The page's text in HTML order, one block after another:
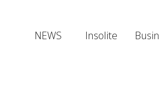
NEWS Insolite